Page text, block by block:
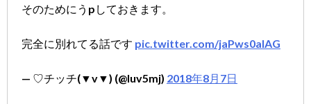
そのためにうpしておきます。
完全に別れてる話です pic.twitter.com/jaPws0aIAG
— ♡︎チッチ(▼v▼) (@luv5mj) 2018年8月7日